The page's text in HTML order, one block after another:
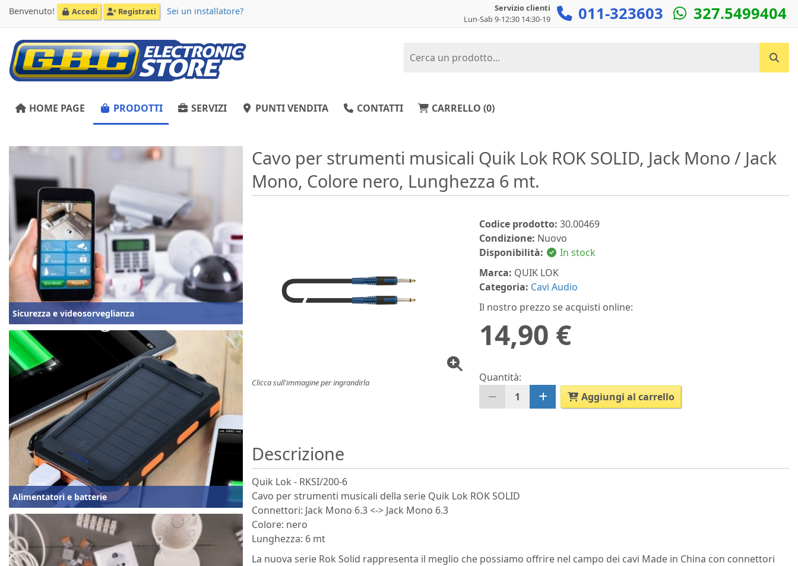
Benvenuto! Accedi Registrati Sei un installatore?
Servizio clienti
Lun-Sab 9-12:30 14:30-19
011-323603 327.5499404
Cerca un prodotto...
HOME PAGE PRODOTTI SERVIZI PUNTI VENDITA CONTATTI CARRELLO (0)
Sicurezza e videosorveglianza
Alimentatori e batterie
Cavo per strumenti musicali Quik Lok ROK SOLID, Jack Mono / Jack
Mono, Colore nero, Lunghezza 6 mt.
Clicca sull'immagine per ingrandirla
Codice prodotto: 30.00469
Condizione: Nuovo
Disponibilità:
In stock
Marca: QUIK LOK
Categoria: Cavi Audio
Il nostro prezzo se acquisti online:
14,90 €
Quantità:
1
Aggiungi al carrello
Descrizione
Quik Lok - RKSI/200-6
Cavo per strumenti musicali della serie Quik Lok ROK SOLID
Connettori: Jack Mono 6.3 <-> Jack Mono 6.3
Colore: nero
Lunghezza: 6 mt
La nuova serie Rok Solid rappresenta il meglio che possiamo offrire nel campo dei cavi Made in China con connettori